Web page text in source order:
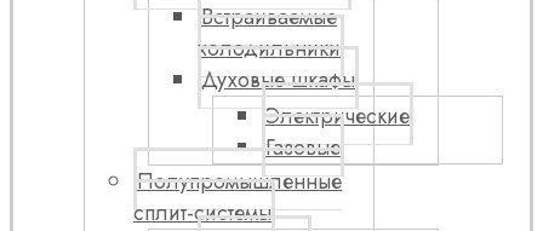
Встраиваемые
холодильники
Духовые шкафы
Электрические
Газовые
Полупромышленные
сплит-системы